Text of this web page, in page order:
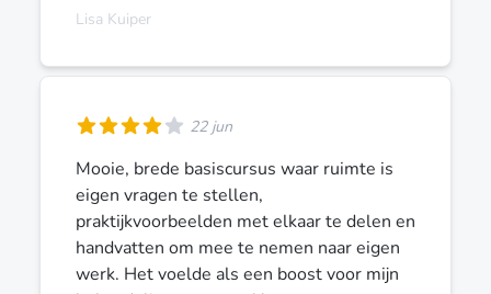
Lisa Kuiper
22 jun
Mooie, brede basiscursus waar ruimte is
eigen vragen te stellen,
praktijkvoorbeelden met elkaar te delen en
handvatten om mee te nemen naar eigen
werk. Het voelde als een boost voor mijn